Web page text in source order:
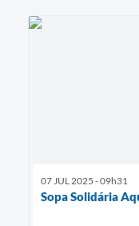
07 JUL 2025 - 09h31
Sopa Solidária